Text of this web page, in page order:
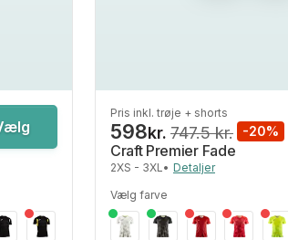
Pris inkl. trøje + shorts
598kr. 747.5 kr. -20%
Craft Premier Fade
2XS - 3XL• Detaljer
Vælg farve